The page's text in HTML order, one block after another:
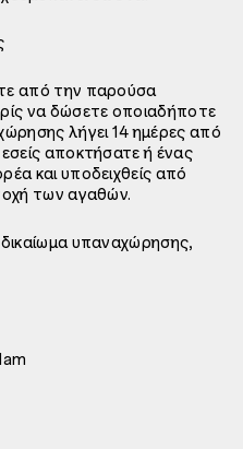
από την παρούσα
να δώσετε οποιαδήποτε
λήγει 14 ημέρες από
αποκτήσατε ή ένας
και υποδειχθείς από
των αγαθών.
υπαναχώρησης,